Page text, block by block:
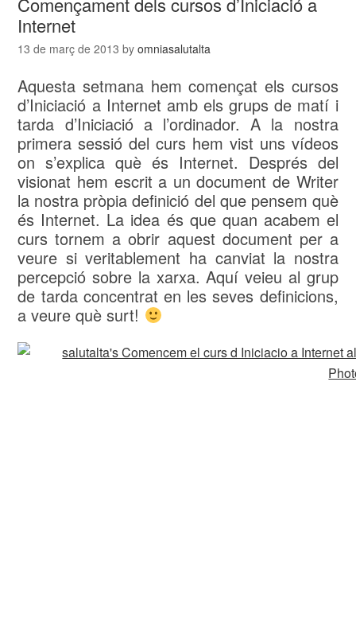
Internet
13 de març de 2013 byomniasalutalta
Aquesta setmana hem començat els cursos
d’Iniciació a Internet amb els grups de matí i
tarda d’Iniciació a l’ordinador. A la nostra
primera sessió del curs hem vist uns vídeos
on s’explica què és Internet. Després del
visionat hem escrit a un document de Writer
la nostra pròpia definició del que pensem què
és Internet. La idea és que quan acabem el
curs tornem a obrir aquest document per a
veure si veritablement ha canviat la nostra
percepció sobre la xarxa. Aquí veieu al grup
de tarda concentrat en les seves definicions,
a veure què surt!